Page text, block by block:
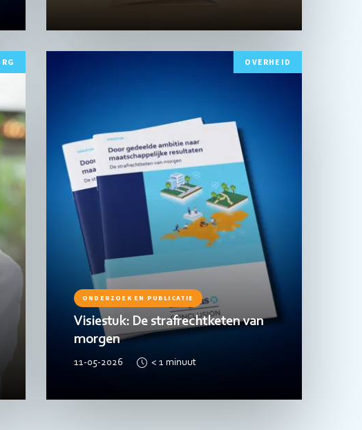
OVERHEID
ONDERZOEK EN PUBLICATIE
Visiestuk: De strafrechtketen van
morgen
11-05-2026 < 1 minuut